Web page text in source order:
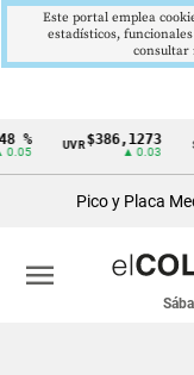
Cintillo
económicos
Colombia
UVR$386,1273
▲ 0.03
Pico y Placa
menu
Este portal emplea
estadísticos,
consultar